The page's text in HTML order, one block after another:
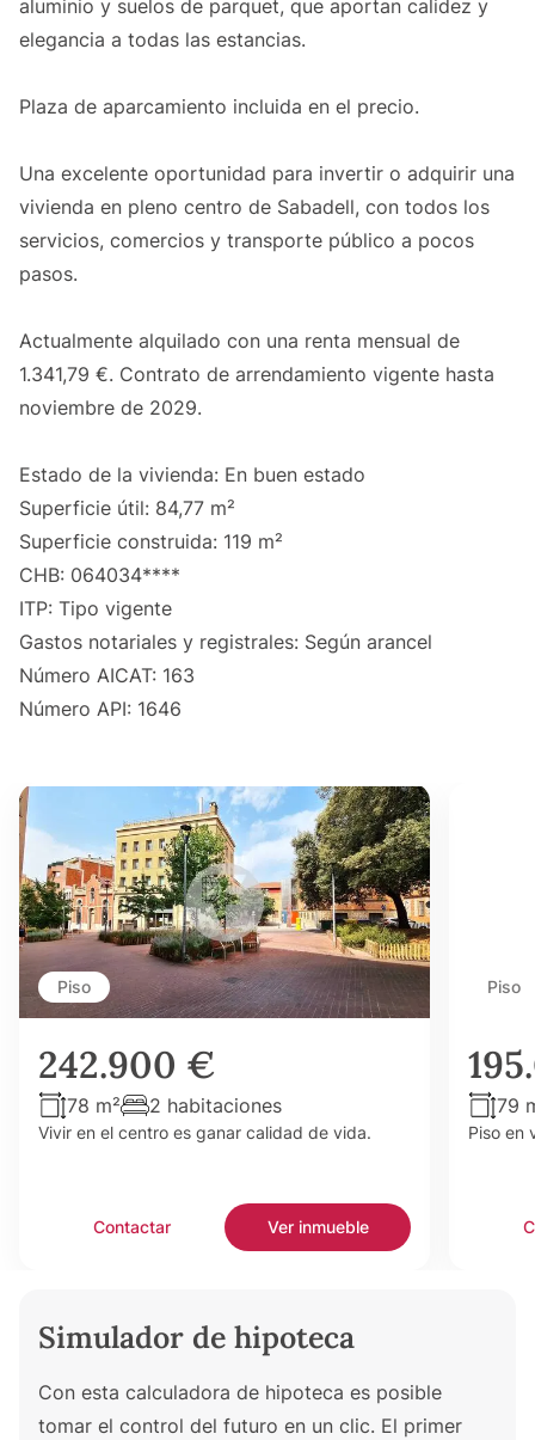
aluminio y suelos de parquet, que aportan calidez y
elegancia a todas las estancias.
Plaza de aparcamiento incluida en el precio.
Una excelente oportunidad para invertir o adquirir una
vivienda en pleno centro de Sabadell, con todos los
servicios, comercios y transporte público a pocos
pasos.
Actualmente alquilado con una renta mensual de
1.341,79 €. Contrato de arrendamiento vigente hasta
noviembre de 2029.
Estado de la vivienda: En buen estado
Superficie útil: 84,77 m²
Superficie construida: 119 m²
CHB: 064034****
ITP: Tipo vigente
Gastos notariales y registrales: Según arancel
Número AICAT: 163
Número API: 1646
Piso
242.900 €
78 m² 2 habitaciones
Vivir en el centro es ganar calidad de vida.
Contactar Ver inmueble
Piso
79
Piso en
Simulador de hipoteca
Con esta calculadora de hipoteca es posible
tomar el control del futuro en un clic. El primer